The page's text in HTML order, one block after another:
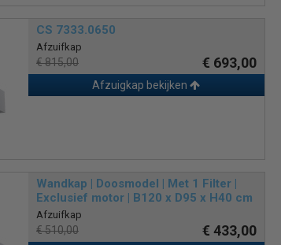
CS 7333.0650
Afzuifkap
€ 815,00 € 693,00
Afzuigkap bekijken
Wandkap | Doosmodel | Met 1 Filter |
Exclusief motor | B120 x D95 x H40 cm
Afzuifkap
€ 510,00 € 433,00